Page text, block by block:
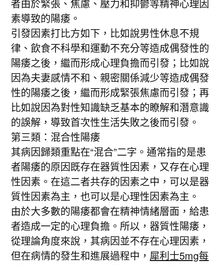
者由於緊張、焦慮、壓力和抑鬱等精神心理因
素導致的陽痿。
引發因素打比方如下，比如說男性休息不規
律、飲食不科學和運動不充分等造成偶發性的
陽痿之後，繼而形成心理負擔而引發；比如說
因為夫妻感情不和、親密關係減少等造成偶發
性的陽痿之後，繼而形成緊張焦慮而引發；再
比如說因為對性知識缺乏基本的瞭解和潛意識
的誤解，導致首次性生活失敗之後而引發。
第三類：混合性陽痿
其病因歸類重點在“混合”二字。通常指的是患
者陽痿的原因既存在器質性因素，又存在心理
性因素。在這二者共存的因素之中，可以是器
質性因素為主，也可以是心理性因素為主。
由於大多數的陽痿都會在精神情緒層面，給患
者造成一定的心理負擔。所以，器質性陽痿，
從理論角度來說，其病因並不存在心理因素，
但在病情的發生和進展過程中， 犀利士5mg每